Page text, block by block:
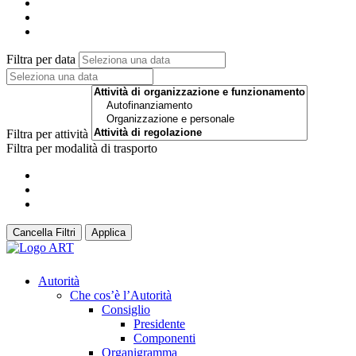
Filtra per data
Filtra per attività
Filtra per modalità di trasporto
Cancella Filtri Applica
Autorità
Che cos’è l’Autorità
Consiglio
Presidente
Componenti
Organigramma